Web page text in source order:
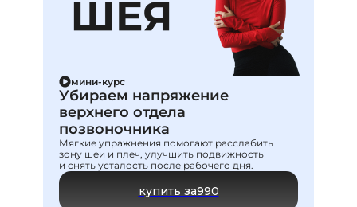
мини-курс
Убираем напряжение
верхнего отдела
позвоночника
Мягкие упражнения помогают расслабить
зону шеи и плеч, улучшить подвижность
и снять усталость после рабочего дня.
купить за990
Политика конфиденциальности
Договор оферты
Дизайн Ирина Укропова
Входим в реестр проверенных
онлайн-проектов от GetCourse